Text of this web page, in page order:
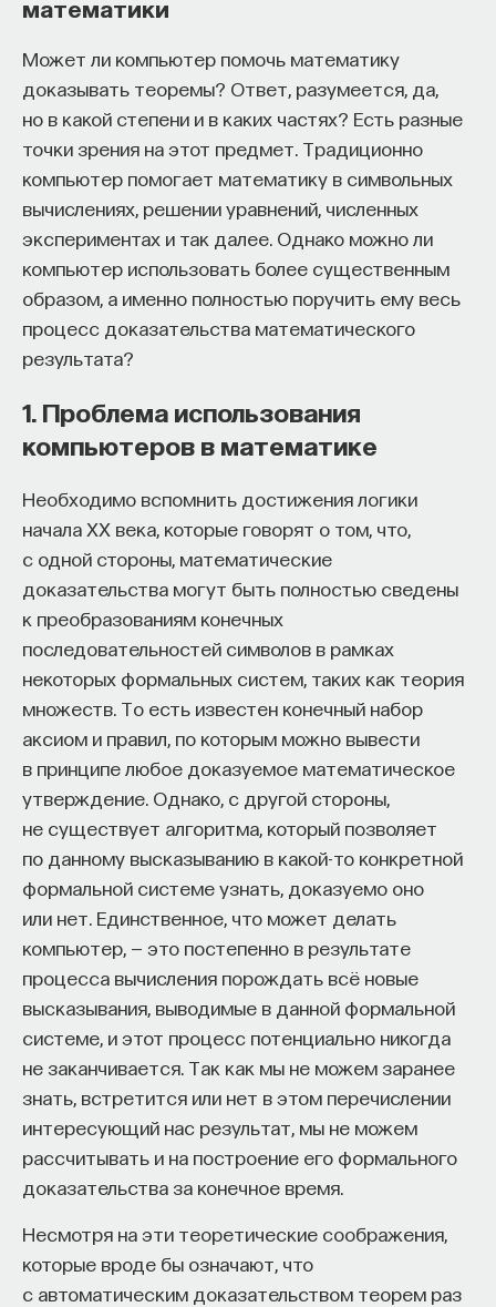
математики
Может ли компьютер помочь математику
доказывать теоремы? Ответ, разумеется, да,
но в какой степени и в каких частях? Есть разные
точки зрения на этот предмет. Традиционно
компьютер помогает математику в символьных
вычислениях, решении уравнений, численных
экспериментах и так далее. Однако можно ли
компьютер использовать более существенным
образом, а именно полностью поручить ему весь
процесс доказательства математического
результата?
1. Проблема использования
компьютеров в математике
Необходимо вспомнить достижения логики
начала ХХ века, которые говорят о том, что,
с одной стороны, математические
доказательства могут быть полностью сведены
к преобразованиям конечных
последовательностей символов в рамках
некоторых формальных систем, таких как теория
множеств. То есть известен конечный набор
аксиом и правил, по которым можно вывести
в принципе любое доказуемое математическое
утверждение. Однако, с другой стороны,
не существует алгоритма, который позволяет
по данному высказыванию в какой-то конкретной
формальной системе узнать, доказуемо оно
или нет. Единственное, что может делать
компьютер, — это постепенно в результате
процесса вычисления порождать всё новые
высказывания, выводимые в данной формальной
системе, и этот процесс потенциально никогда
не заканчивается. Так как мы не можем заранее
знать, встретится или нет в этом перечислении
интересующий нас результат, мы не можем
рассчитывать и на построение его формального
доказательства за конечное время.
Несмотря на эти теоретические соображения,
которые вроде бы означают, что
с автоматическим доказательством теорем раз
собственное будущее, почему результаты
образования раскрываются на длинной дистанции,
и что на самом деле должен уметь студент,
выходящий в сложный и быстро меняющийся мир.
А еще — почему ИИ не стоит просто запрещать,
как использовать его для диалога, и зачем
университету учить не только знаниям, но и самой
практике мышления и коммуникации.
Основатель ПостНауки Ивар Максутов запускает
проект Naukka Talents.
Это глобальная экосистема для поиска и найма
STEM-специалистов (Science, Technology,
Engineering, Mathematics) в самые амбициозные
вы занимаетесь биоинформатикой, молекулярной
биологией, ИИ или другими наукоемкими
дисциплинами, проект поможет вам найти место
в командах, меняющих индустрию.
Как стать участником:
Заполнить анкету кандидата
Посмотреть текущие вакансии
Образование работает дольше,
чем кажется
«Тема кажется простой: мы определяем цели,
движемся к ним — и дальше все должно
работать. Но в реальности с целеполаганием все
намного сложнее. Проблема не только
во временном разрыве, когда результат должен
проявиться через несколько лет. Ключевой
эффект образования не раскрывается в тот
момент, когда выпускник выходит на работу, —
тогда все только начинается. Дальше человек
адаптируется и еще много лет пользуется тем,
что получил в университете. Если задуматься, как
долго он опирается на свое первое образование,
речь идет не о нескольких годах,
У университета четыре цели